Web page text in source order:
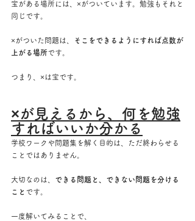
宝がある場所には、×がついています。勉強もそれと
同じです。
×がついた問題は、
そこをできるようにすれば点数が
上がる場所です。
つまり、×は宝です。
×が見えるから、何を勉強
すればいいか分かる
学校ワークや問題集を解く目的は、ただ終わらせる
ことではありません。
大切なのは、 できる問題と、できない問題を分ける
こと です。
一度解いてみることで、